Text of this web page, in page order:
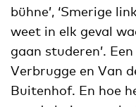
bühne’, ‘Smerige
weet in elk geval
gaan studeren’.
Verbrugge en Van
Buitenhof. En hoe